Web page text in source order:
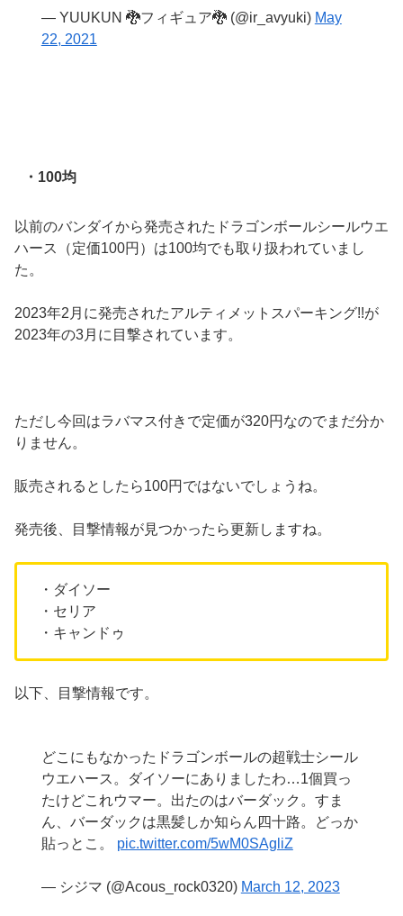
— YUUKUN 🐉フィギュア🐉 (@ir_avyuki) May
22, 2021
・100均
以前のバンダイから発売されたドラゴンボールシールウエ
ハース（定価100円）は100均でも取り扱われていまし
た。
2023年2月に発売されたアルティメットスパーキング!!が
2023年の3月に目撃されています。
ただし今回はラバマス付きで定価が320円なのでまだ分か
りません。
販売されるとしたら100円ではないでしょうね。
発売後、目撃情報が見つかったら更新しますね。
・ダイソー
・セリア
・キャンドゥ
以下、目撃情報です。
どこにもなかったドラゴンボールの超戦士シール
ウエハース。ダイソーにありましたわ…1個買っ
たけどこれウマー。出たのはバーダック。すま
ん、バーダックは黒髪しか知らん四十路。どっか
貼っとこ。 pic.twitter.com/5wM0SAgliZ
— シジマ (@Acous_rock0320) March 12, 2023